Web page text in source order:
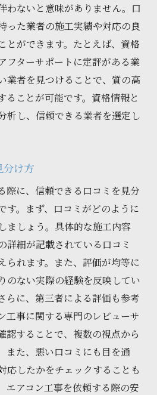
わないと意味がありません。口
った業者の施工実績や対応の良
とができます。たとえば、資格
フターサポートに定評がある業
業者を見つけることで、質の高
ることが可能です。資格情報と
析し、信頼できる業者を選定し
分け方
際に、信頼できる口コミを見分
す。まず、口コミがどのように
ましょう。具体的な施工内容
詳細が記載されている口コミ
られます。また、評価が均等に
のない実際の経験を反映してい
らに、第三者による評価も参考
工事に関する専門のレビューサ
認することで、複数の視点から
また、悪い口コミにも目を通
応したかをチェックすることも
エアコン工事を依頼する際の安